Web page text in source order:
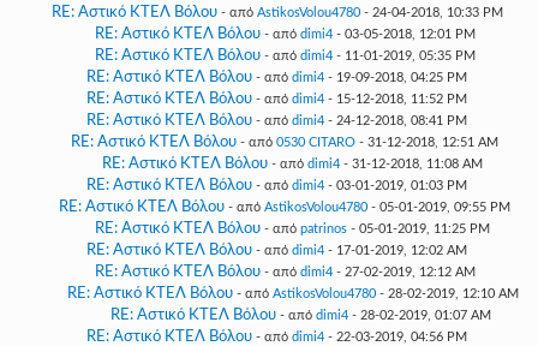
RE: Αστικό ΚΤΕΛ Βόλου - από AstikosVolou4780- 24-04-2018, 10:33 PM
RE: Αστικό ΚΤΕΛ Βόλου - από dimi4- 03-05-2018, 12:01 PM
RE: Αστικό ΚΤΕΛ Βόλου - από dimi4- 11-01-2019, 05:35 PM
RE: Αστικό ΚΤΕΛ Βόλου - από dimi4 - 19-09-2018, 04:25 PM
RE: Αστικό ΚΤΕΛ Βόλου - από dimi4 - 15-12-2018, 11:52 PM
RE: Αστικό ΚΤΕΛ Βόλου - από dimi4 - 24-12-2018, 08:41 PM
RE: Αστικό ΚΤΕΛ Βόλου - από 0530 CITARO - 31-12-2018, 12:51 AM
RE: Αστικό ΚΤΕΛ Βόλου - από dimi4 - 31-12-2018, 11:08 AM
RE: Αστικό ΚΤΕΛ Βόλου - από dimi4 - 03-01-2019, 01:03 PM
RE: Αστικό ΚΤΕΛ Βόλου - από AstikosVolou4780 - 05-01-2019, 09:55 PM
RE: Αστικό ΚΤΕΛ Βόλου - από patrinos - 05-01-2019, 11:25 PM
RE: Αστικό ΚΤΕΛ Βόλου - από dimi4 - 17-01-2019, 12:02 AM
RE: Αστικό ΚΤΕΛ Βόλου - από dimi4- 27-02-2019, 12:12 AM
RE: Αστικό ΚΤΕΛ Βόλου - από AstikosVolou4780- 28-02-2019, 12:10 AM
RE: Αστικό ΚΤΕΛ Βόλου - από dimi4- 28-02-2019, 01:07 AM
RE: Αστικό ΚΤΕΛ Βόλου - από dimi4 - 22-03-2019, 04:56 PM